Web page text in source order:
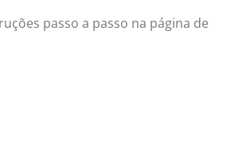
passo a passo na página de